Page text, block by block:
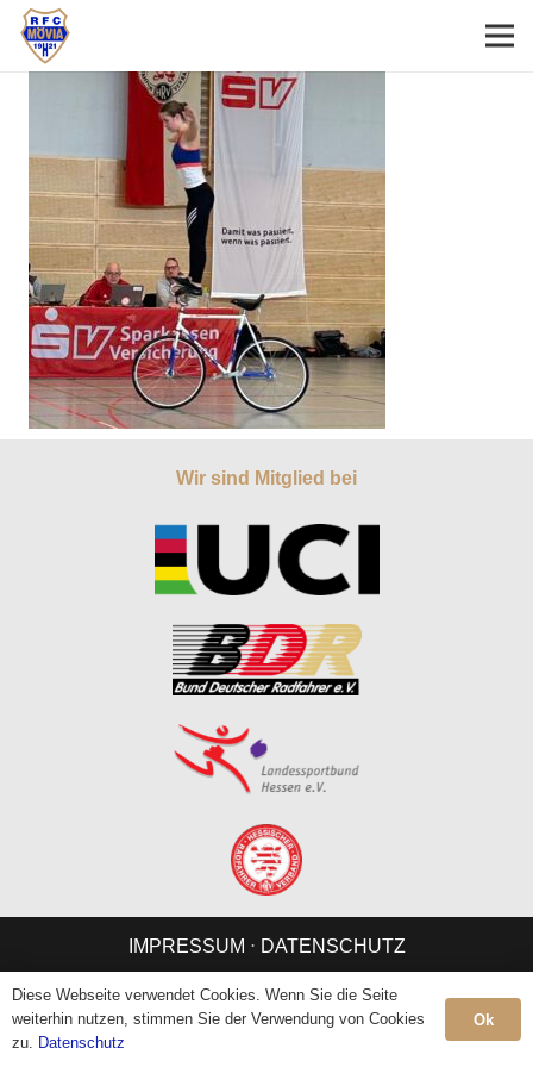
Wir sind Mitglied bei
IMPRESSUM ⋅ DATENSCHUTZ
Diese Webseite verwendet Cookies. Wenn Sie die Seite
weiterhin nutzen, stimmen Sie der Verwendung von Cookies
zu. Datenschutz
Ok